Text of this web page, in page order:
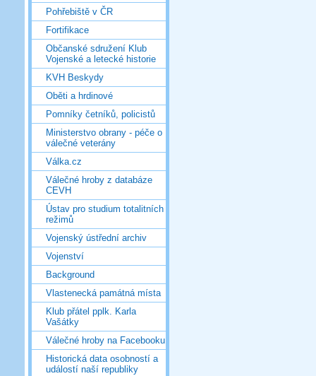
Pohřebiště v ČR
Fortifikace
Občanské sdružení Klub
Vojenské a letecké historie
KVH Beskydy
Oběti a hrdinové
Pomníky četníků, policistů
Ministerstvo obrany - péče o
válečné veterány
Válka.cz
Válečné hroby z databáze
CEVH
Ústav pro studium totalitních
režimů
Vojenský ústřední archiv
Vojenství
Background
Vlastenecká památná místa
Klub přátel pplk. Karla
Vašátky
Válečné hroby na Facebooku
Historická data osobností a
událostí naší republiky